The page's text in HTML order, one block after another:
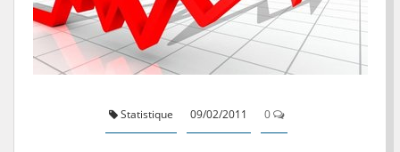
Statistique 09/02/2011 0